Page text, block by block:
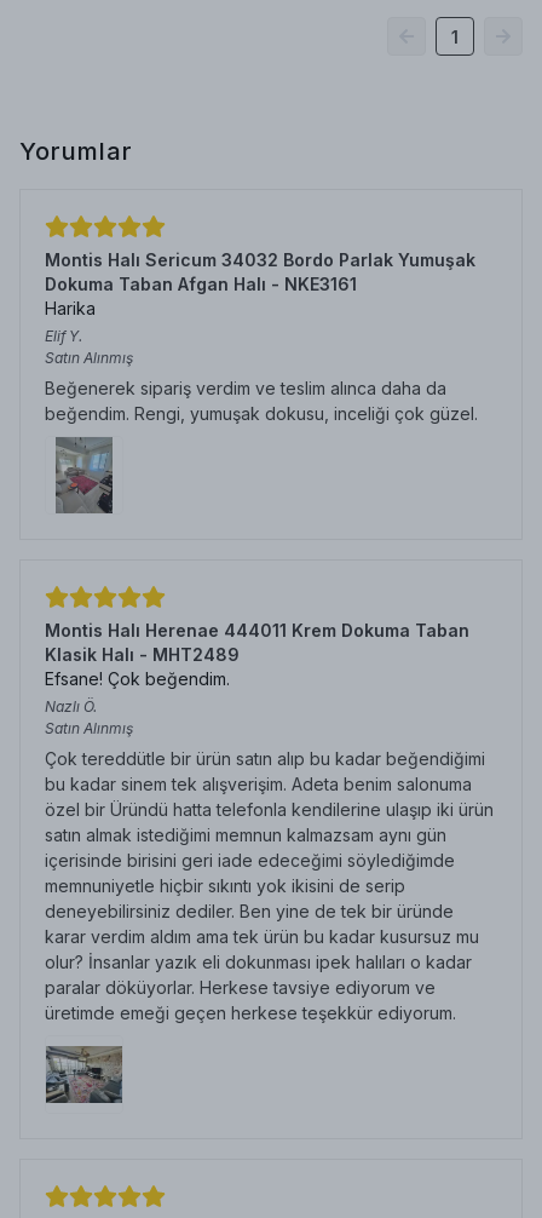
1
Yorumlar
Montis Halı Sericum 34032 Bordo Parlak Yumuşak
Dokuma Taban Afgan Halı - NKE3161
Harika
Elif Y.
Satın Alınmış
Beğenerek sipariş verdim ve teslim alınca daha da
beğendim. Rengi, yumuşak dokusu, inceliği çok güzel.
Montis Halı Herenae 444011 Krem Dokuma Taban
Klasik Halı - MHT2489
Efsane! Çok beğendim.
Nazlı Ö.
Satın Alınmış
Çok tereddütle bir ürün satın alıp bu kadar beğendiğimi
bu kadar sinem tek alışverişim. Adeta benim salonuma
özel bir Üründü hatta telefonla kendilerine ulaşıp iki ürün
satın almak istediğimi memnun kalmazsam aynı gün
içerisinde birisini geri iade edeceğimi söylediğimde
memnuniyetle hiçbir sıkıntı yok ikisini de serip
deneyebilirsiniz dediler. Ben yine de tek bir üründe
karar verdim aldım ama tek ürün bu kadar kusursuz mu
olur? İnsanlar yazık eli dokunması ipek halıları o kadar
paralar döküyorlar. Herkese tavsiye ediyorum ve
üretimde emeği geçen herkese teşekkür ediyorum.